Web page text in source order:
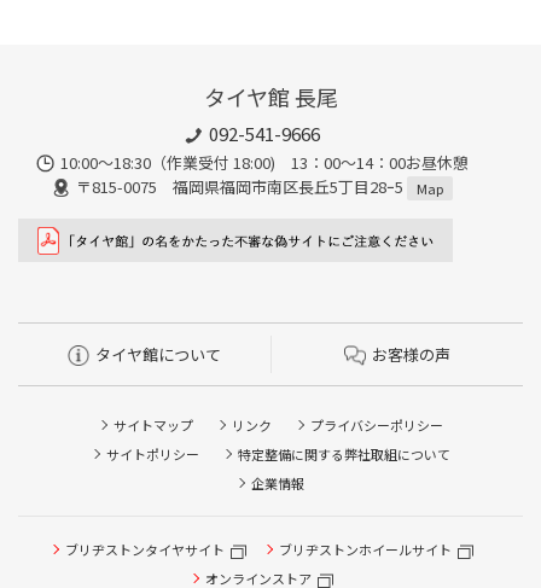
タイヤ館 長尾
092-541-9666
10:00～18:30（作業受付 18:00) 13：00～14：00お昼休憩
〒815-0075 福岡県福岡市南区長丘5丁目28ｰ5
Map
タイヤ館について お客様の声
サイトマップ リンク
プライバシーポリシー
サイトポリシー
特定整備に関する弊社取組について
企業情報
ブリヂストンタイヤサイト
ブリヂストンホイールサイト
オンラインストア
タイヤ点検・安全点検/タイヤ履き替え/オイル交換/その他
ピット作業の予約